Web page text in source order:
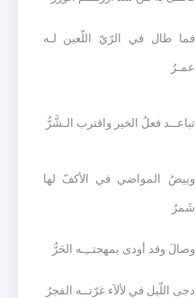
فما طال في الرّيّ اللّعين لـه
عمـرُ
تباعــد فعلُ الخير واقترب الـشَّرُّ
وبيضُ المواضي في الأكفّ لها
شَمرُ
وصالَ وقد أودى بمهجتــِـه الحَرُّ
دجى اللّيل في لألآء غرّتــه الفجرُ